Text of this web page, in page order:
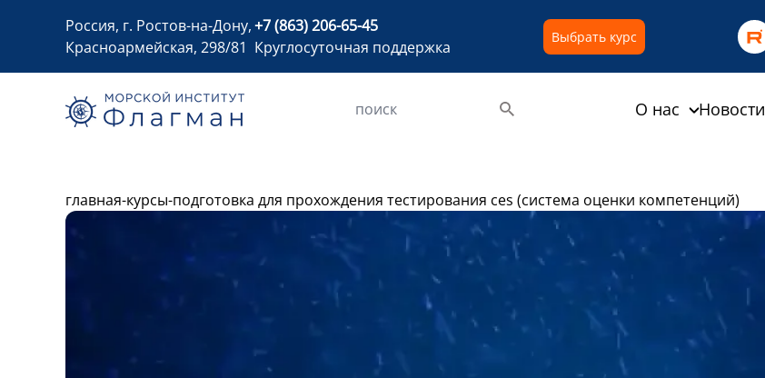
Россия, г. Ростов-на-Дону,
Красноармейская, 298/81
+7 (863) 206-65-45
Круглосуточная поддержка
Выбрать курс
О нас Новости
главная-курсы-подготовка для прохождения тестирования ces (система оценки компетенций)